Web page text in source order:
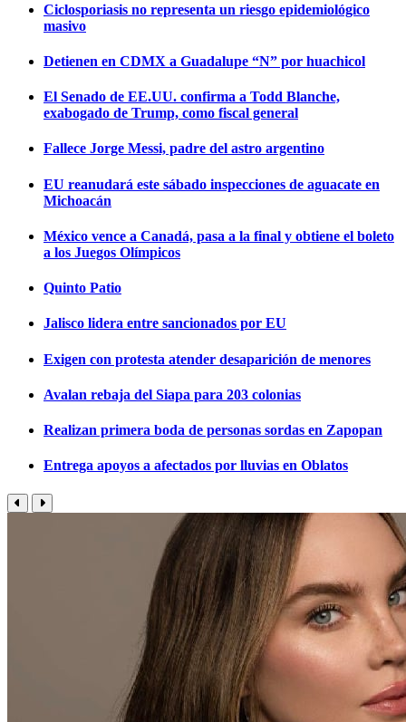
Ciclosporiasis no representa un riesgo epidemiológico
masivo
Detienen en CDMX a Guadalupe “N” por huachicol
El Senado de EE.UU. confirma a Todd Blanche,
exabogado de Trump, como fiscal general
Fallece Jorge Messi, padre del astro argentino
EU reanudará este sábado inspecciones de aguacate en
Michoacán
México vence a Canadá, pasa a la final y obtiene el boleto
a los Juegos Olímpicos
Quinto Patio
Jalisco lidera entre sancionados por EU
Exigen con protesta atender desaparición de menores
Avalan rebaja del Siapa para 203 colonias
Realizan primera boda de personas sordas en Zapopan
Entrega apoyos a afectados por lluvias en Oblatos